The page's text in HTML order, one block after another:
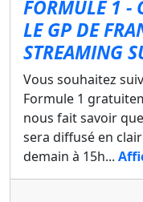
FORMULE 1 -
LE GP DE
STREAMING
Vous souhaitez
Formule 1
nous fait savoir
sera diffusé en
demain à 15h...